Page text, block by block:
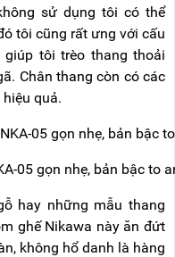
sử dụng tôi có thể
tôi cũng rất ưng với cấu
tôi trèo thang thoải
Chân thang còn có các
quả.
05 gọn nhẹ, bản bậc to
hay những mẫu thang
ghế Nikawa này ăn đứt
không hổ danh là hàng